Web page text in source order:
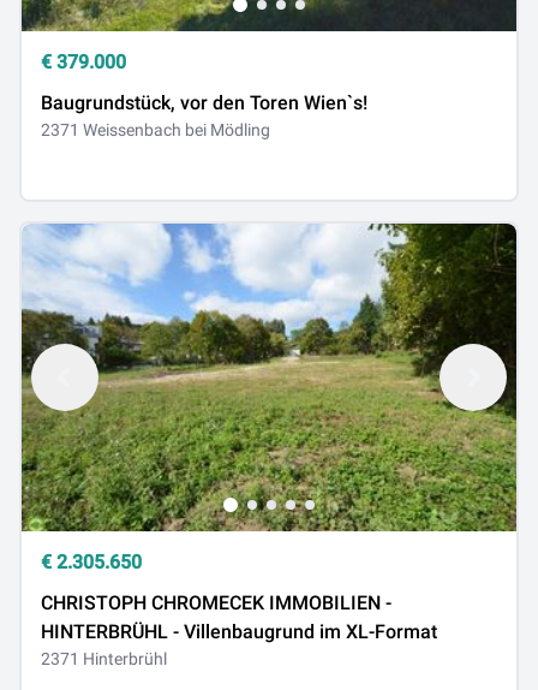
€ 379.000
Baugrundstück, vor den Toren Wien`s!
2371 Weissenbach bei Mödling
€ 2.305.650
CHRISTOPH CHROMECEK IMMOBILIEN -
HINTERBRÜHL - Villenbaugrund im XL-Format
2371 Hinterbrühl